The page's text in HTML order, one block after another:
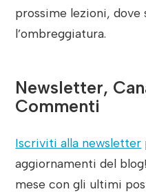
prossime lezioni, dove
l’ombreggiatura.
Newsletter,
Commenti
Iscriviti alla newsletter
aggiornamenti del
mese con gli ultimi